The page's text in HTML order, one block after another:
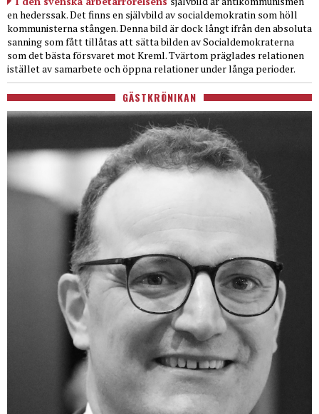
en hederssak. Det finns en självbild av socialdemokratin som höll
kommunisterna stången. Denna bild är dock långt ifrån den absoluta
sanning som fått tillåtas att sätta bilden av Socialdemokraterna
som det bästa försvaret mot Kreml. Tvärtom präglades relationen
istället av samarbete och öppna relationer under långa perioder.
GÄSTKRÖNIKAN